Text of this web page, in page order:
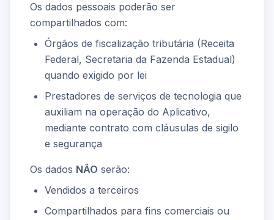
Os dados pessoais poderão ser
compartilhados com:
Órgãos de fiscalização tributária (Receita
Federal, Secretaria da Fazenda Estadual)
quando exigido por lei
Prestadores de serviços de tecnologia que
auxiliam na operação do Aplicativo,
mediante contrato com cláusulas de sigilo
e segurança
Os dados NÃO serão:
Vendidos a terceiros
Compartilhados para fins comerciais ou